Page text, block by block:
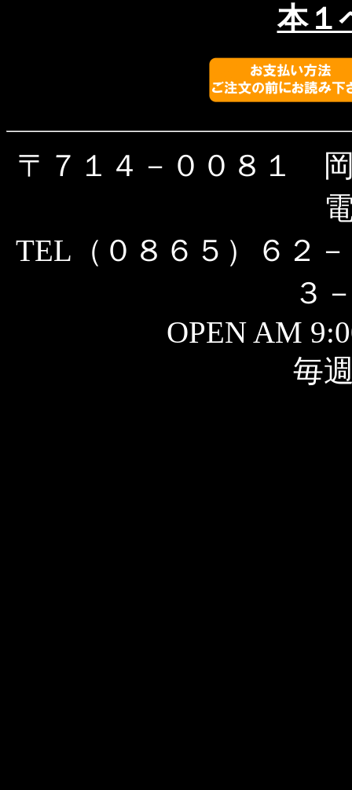
本１
〒７１４－００８１
TEL（０８６５）６２
３
OPEN AM
毎